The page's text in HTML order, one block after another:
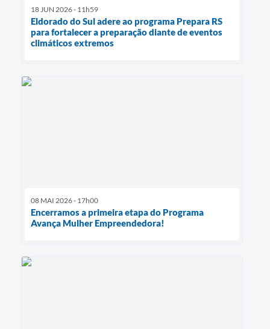
18 JUN 2026 - 11h59
Eldorado do Sul adere ao programa Prepara RS
para fortalecer a preparação diante de eventos
climáticos extremos
08 MAI 2026 - 17h00
Encerramos a primeira etapa do Programa
Avança Mulher Empreendedora!